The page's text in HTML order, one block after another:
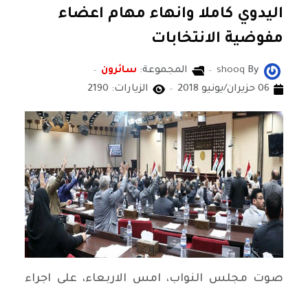
اليدوي كاملا وانهاء مهام اعضاء
مفوضية الانتخابات
By
shooq المجموعة: سائرون
06 حزيران/يونيو 2018
الزيارات: 2190
صوت مجلس النواب، امس الاربعاء، على اجراء